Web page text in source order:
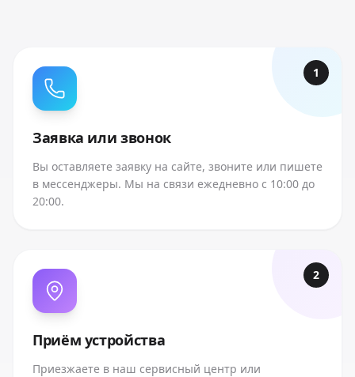
1
Заявка или звонок
Вы оставляете заявку на сайте, звоните или пишете
в мессенджеры. Мы на связи ежедневно с 10:00 до
20:00.
2
Приём устройства
Приезжаете в наш сервисный центр или